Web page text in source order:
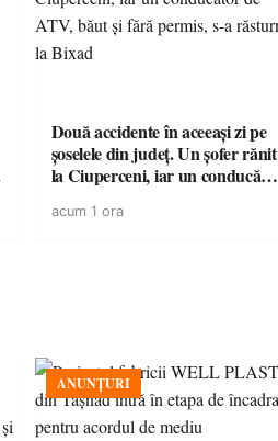
Două accidente în aceeași zi pe
șoselele din județ. Un șofer rănit
la Ciuperceni, iar un conducător
răsturnat la Bixad
acum 1 ora
ANUNȚURI